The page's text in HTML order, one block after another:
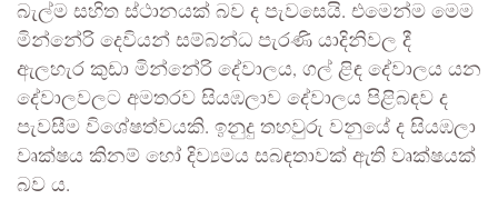
බැල්ම සහිත ස්ථානයක් බව ද පැවසෙයි. එමෙන්ම මෙම
මින්නේරි දෙවියන් සම්බන්ධ පැරණි යාදිනිවල දී
ඇලහැර කුඩා මින්නේරි දේවාලය, ගල් ළිඳ දේවාලය යන
දේවාලවලට අමතරව සියඹලාව දේවාලය පිළිබඳව ද
පැවසීම විශේෂත්වයකි. ඉනුදු තහවුරු වනුයේ ද සියඹලා
වෘක්ෂය කිනම් හෝ දිව්‍යමය සබඳතාවක් ඇති වෘක්ෂයක්
බව ය.